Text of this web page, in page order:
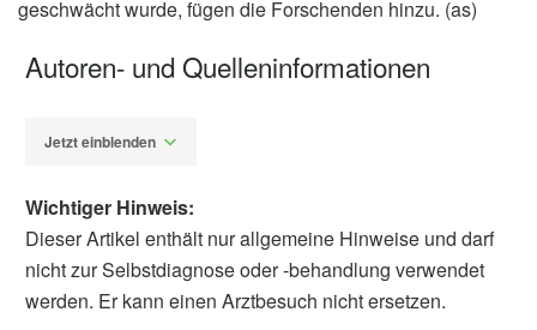
geschwächt wurde, fügen die Forschenden hinzu. (as)
Autoren- und Quelleninformationen
Jetzt einblenden
Wichtiger Hinweis:
Dieser Artikel enthält nur allgemeine Hinweise und darf
nicht zur Selbstdiagnose oder -behandlung verwendet
werden. Er kann einen Arztbesuch nicht ersetzen.